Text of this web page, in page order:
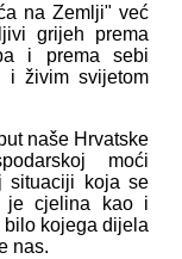
na Zemlji" već
grijeh prema
i prema sebi
i živim svijetom
naše Hrvatske
moći
situaciji koja se
je cjelina kao i
kojega dijela
nas.